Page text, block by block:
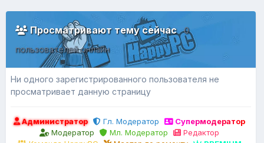
Просматривают тему сейчас0
пользователей онлайн
Ни одного зарегистрированного пользователя не
просматривает данную страницу
Администратор Гл. Модератор
Супермодератор
Модератор
Мл. Модератор
Редактор